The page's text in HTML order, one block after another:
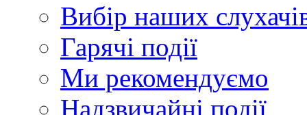
Вибір наших
Гарячі події
Ми рекомендуємо
Надзвичайні події